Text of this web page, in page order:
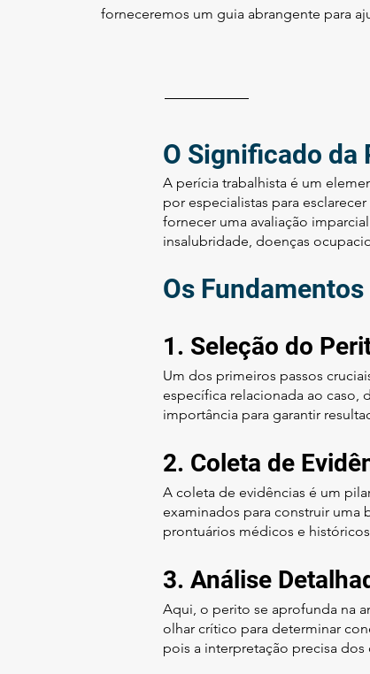
forneceremos um guia abrangente para
O Significado da
A perícia trabalhista é um
por especialistas para
fornecer uma avaliação
insalubridade, doenças
Os
1. Seleção do
Um dos primeiros passos
específica relacionada ao caso,
importância para garantir
2. Coleta de
A coleta de evidências é um
examinados para construir uma
prontuários médicos e
3. Análise
Aqui, o perito se aprofunda na
olhar crítico para determinar
pois a interpretação precisa dos